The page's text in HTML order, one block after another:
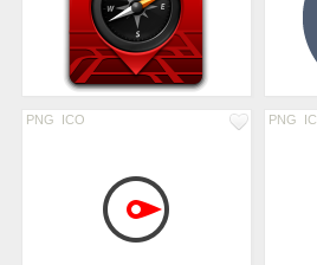
PNG ICO PNG